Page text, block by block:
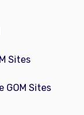
Sites
GOM Sites